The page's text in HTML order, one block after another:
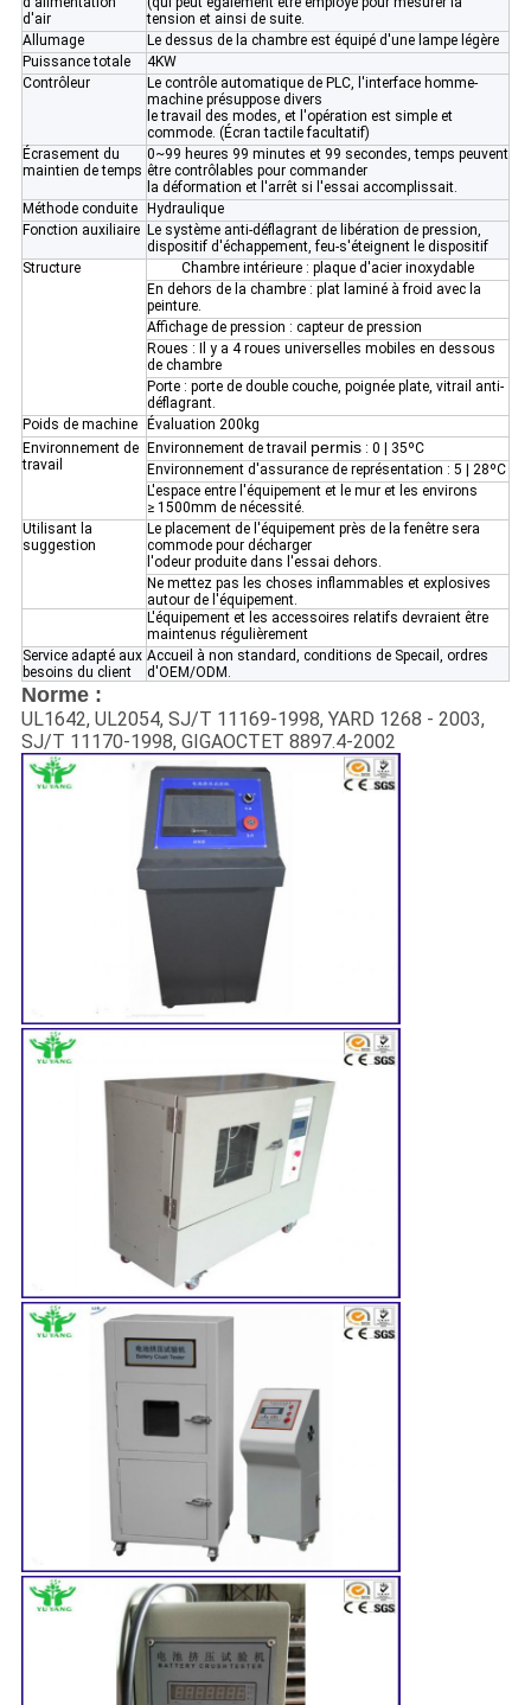
d'air
tension et ainsi de suite.
Allumage
Le dessus de la chambre est équipé d'une lampe légère
Puissance totale
4KW
Contrôleur
Le contrôle automatique de PLC, l'interface homme-
machine présuppose divers
le travail des modes, et l'opération est simple et
commode. (Écran tactile facultatif)
Écrasement du
maintien de temps
0~99 heures 99 minutes et 99 secondes, temps peuvent
être contrôlables pour commander
la déformation et l'arrêt si l'essai accomplissait.
Méthode conduite
Hydraulique
Fonction auxiliaire Le système anti-déflagrant de libération de pression,
dispositif d'échappement, feu-s'éteignent le dispositif
Structure
Chambre intérieure : plaque d'acier inoxydable
En dehors de la chambre : plat laminé à froid avec la
peinture.
Affichage de pression : capteur de pression
Roues : Il y a 4 roues universelles mobiles en dessous
de chambre
Porte : porte de double couche, poignée plate, vitrail anti-
déflagrant.
Poids de machine
Évaluation 200kg
Environnement de
travail
Environnement de travail permis: 0 | 35ºC
Environnement d'assurance de représentation : 5 | 28ºC
L'espace entre l'équipement et le mur et les environs
≥ 1500mm de nécessité.
Utilisant la
suggestion
Le placement de l'équipement près de la fenêtre sera
commode pour décharger
l'odeur produite dans l'essai dehors.
Ne mettez pas les choses inflammables et explosives
autour de l'équipement.
L'équipement et les accessoires relatifs devraient être
maintenus régulièrement
Service adapté aux
besoins du client
Accueil à non standard, conditions de Specail, ordres
d'OEM/ODM.
Norme :
UL1642, UL2054, SJ/T 11169-1998, YARD 1268 - 2003,
SJ/T 11170-1998, GIGAOCTET 8897.4-2002